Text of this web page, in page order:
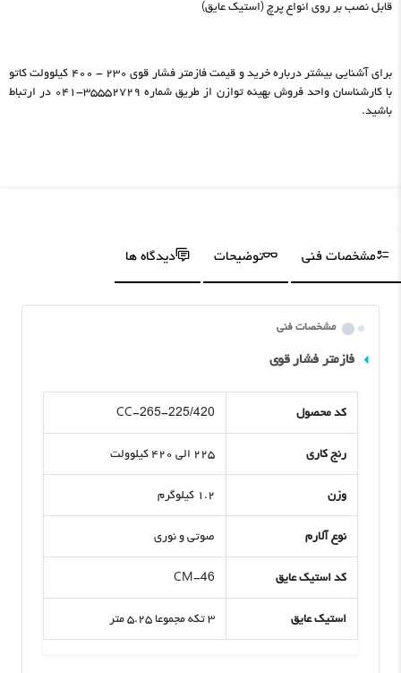
قابل نصب بر روی انواع پرچ (استیک عایق)
برای آشنایی بیشتر درباره خرید و قیمت فازمتر فشار قوی ۲۳۰ - ۴۰۰ کیلوولت کاتو
با کارشناسان واحد فروش بهینه توازن از طریق شماره ۳۵۵۵۲۷۲۹-۰۴۱ در ارتباط
باشید.
مشخصات فنی توضیحات دیدگاه ها
مشخصات فنی
فازمتر فشار قوی
کد محصول CC-265-225/420
رنج کاری ۲۲۵ الی ۴۲۰ کیلوولت
وزن ۱.۲ کیلوگرم
نوع آلارم صوتی و نوری
کد استیک عایق CM-46
استیک عایق ۳ تکه مجموعا ۵.۲۵ متر